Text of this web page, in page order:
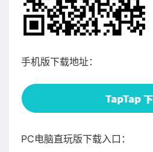
手机版下载地址：
PC电脑直玩版下载入口：